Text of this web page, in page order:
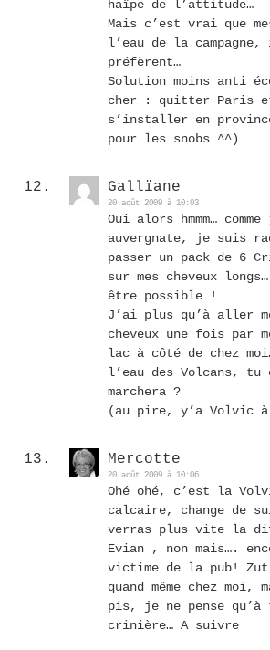
haïpe de l’attitude…
Mais c’est vrai que
l’eau de la
préfèrent…
Solution moins anti
cher : quitter Paris
s’installer en
pour les snobs ^^)
Gallïane
20 août 2009 à 10:03
Oui alors hmmm…
auvergnate, je suis
passer un pack de 6
sur mes cheveux
être possible !
J’ai plus qu’à aller
cheveux une fois par
lac à côté de chez
l’eau des Volcans, tu
marchera ?
(au pire, y’a Volvic
Mercotte
20 août 2009 à 10:06
Ohé ohé, c’est la
calcaire, change de
verras plus vite la
Evian , non mais….
victime de la pub!
quand même chez moi,
pis, je ne pense
crinière… A suivre